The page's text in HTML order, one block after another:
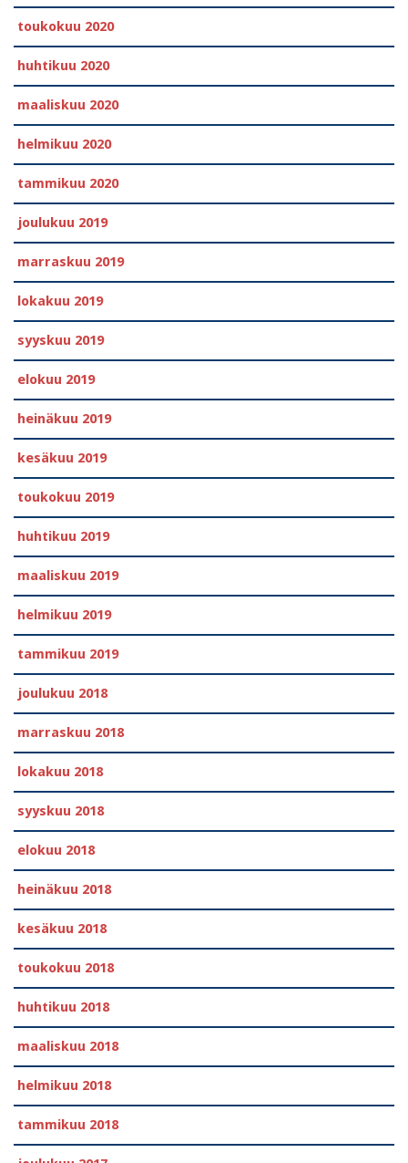
toukokuu 2020
huhtikuu 2020
maaliskuu 2020
helmikuu 2020
tammikuu 2020
joulukuu 2019
marraskuu 2019
lokakuu 2019
syyskuu 2019
elokuu 2019
heinäkuu 2019
kesäkuu 2019
toukokuu 2019
huhtikuu 2019
maaliskuu 2019
helmikuu 2019
tammikuu 2019
joulukuu 2018
marraskuu 2018
lokakuu 2018
syyskuu 2018
elokuu 2018
heinäkuu 2018
kesäkuu 2018
toukokuu 2018
huhtikuu 2018
maaliskuu 2018
helmikuu 2018
tammikuu 2018